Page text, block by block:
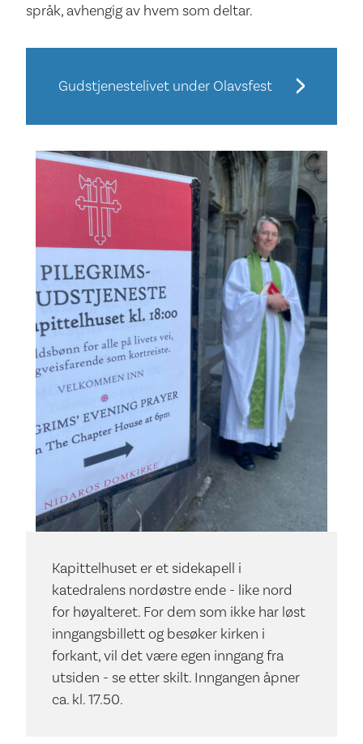
språk, avhengig av hvem som deltar.
Gudstjenestelivet under Olavsfest
Kapittelhuset er et sidekapell i
katedralens nordøstre ende - like nord
for høyalteret. For dem som ikke har løst
inngangsbillett og besøker kirken i
forkant, vil det være egen inngang fra
utsiden - se etter skilt. Inngangen åpner
ca. kl. 17.50.